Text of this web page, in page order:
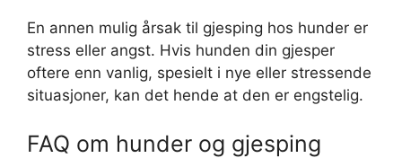
En annen mulig årsak til gjesping hos hunder er
stress eller angst. Hvis hunden din gjesper
oftere enn vanlig, spesielt i nye eller stressende
situasjoner, kan det hende at den er engstelig.
FAQ om hunder og gjesping